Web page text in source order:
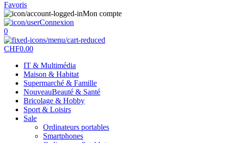
Favoris
Mon compte
Connexion
0
CHF0.00
IT & Multimédia
Maison & Habitat
Supermarché & Famille
NouveauBeauté & Santé
Bricolage & Hobby
Sport & Loisirs
Sale
Ordinateurs portables
Smartphones